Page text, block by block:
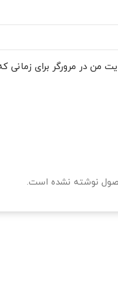
نوشته نشده است.
من در مرورگر برای زمانی